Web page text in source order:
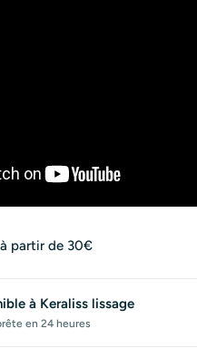
partir de 30€
à Keraliss lissage
en 24 heures